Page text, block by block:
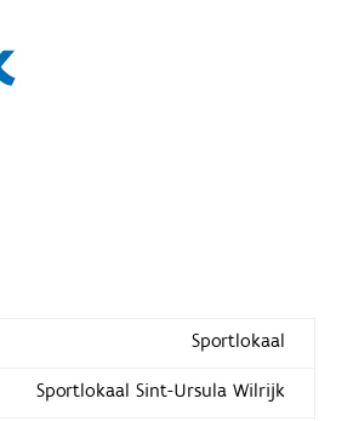
Sportlokaal
Sportlokaal Sint-Ursula Wilrijk